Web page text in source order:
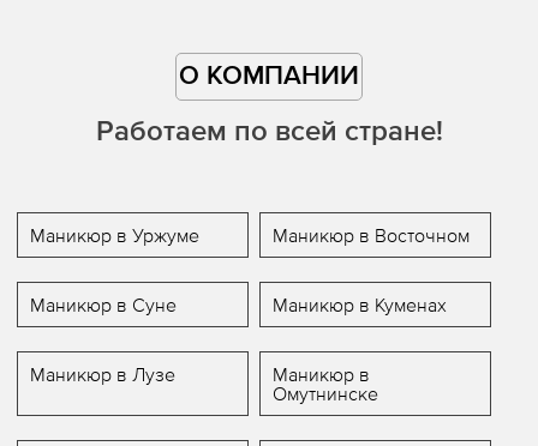
О КОМПАНИИ
Работаем по всей стране!
Маникюр в Уржуме Маникюр в Восточном
Маникюр в Суне Маникюр в Куменах
Маникюр в Лузе
Маникюр в
Омутнинске